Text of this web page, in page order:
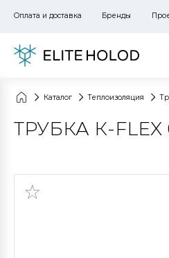
Оплата и доставка Бренды
Каталог Теплоизоляция
ТРУБКА К-FLEX